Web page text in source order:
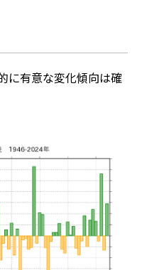
に有意な変化傾向は確